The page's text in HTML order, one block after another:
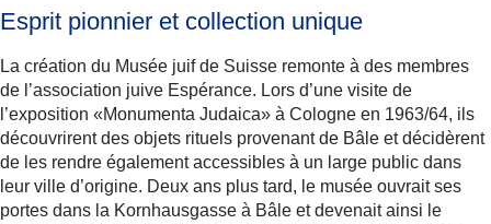
Esprit pionnier et collection unique
La création du Musée juif de Suisse remonte à des membres
de l’association juive Espérance. Lors d’une visite de
l’exposition «Monumenta Judaica» à Cologne en 1963/64, ils
découvrirent des objets rituels provenant de Bâle et décidèrent
de les rendre également accessibles à un large public dans
leur ville d’origine. Deux ans plus tard, le musée ouvrait ses
portes dans la Kornhausgasse à Bâle et devenait ainsi le